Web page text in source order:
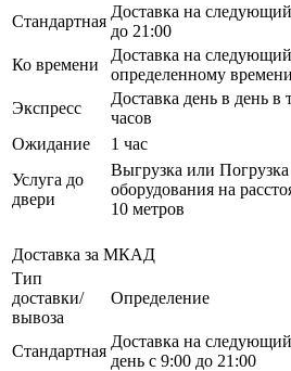
Стандартная
Доставка на
до 21:00
Ко времени
Доставка на
определенному времени
Экспресс
Доставка день в день в
часов
Ожидание
1 час
Услуга до
двери
Выгрузка или Погрузка
оборудования на
10 метров
Доставка за МКАД
Тип
доставки/
вывоза
Определение
Стандартная
Доставка на следующий
день с 9:00 до 21:00